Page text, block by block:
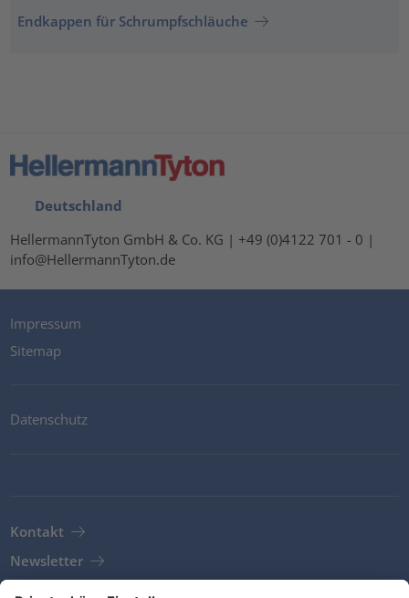
Endkappen für Schrumpfschläuche
Deutschland
HellermannTyton GmbH & Co. KG | +49 (0)4122 701 - 0 |
info@HellermannTyton.de
Impressum
Sitemap
Datenschutz
Kontakt
Newsletter